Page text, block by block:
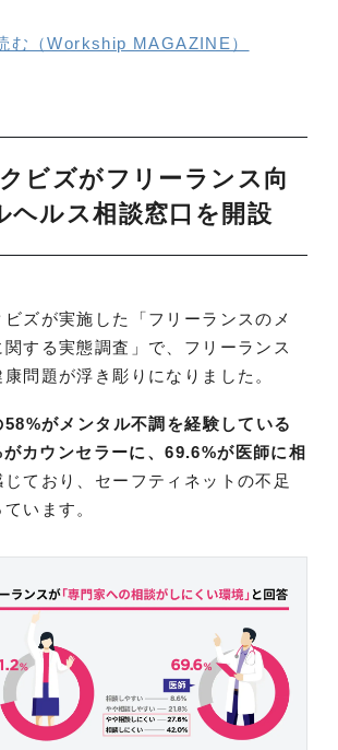
む（Workship MAGAZINE）
クビズがフリーランス向
ヘルス相談窓口を開設
ズが実施した「フリーランスのメ
する実態調査」で、フリーランス
問題が浮き彫りになりました。
がメンタル不調を経験している
カウンセラーに、69.6%が医師に相
じており、セーフティネットの不足
います。